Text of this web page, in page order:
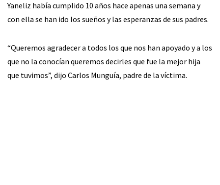
Yaneliz había cumplido 10 años hace apenas una semana y
con ella se han ido los sueños y las esperanzas de sus padres.
“Queremos agradecer a todos los que nos han apoyado y a los
que no la conocían queremos decirles que fue la mejor hija
que tuvimos”, dijo Carlos Munguía, padre de la víctima.